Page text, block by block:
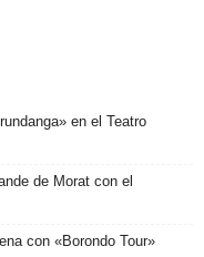
en el Teatro
de Morat con el
con «Borondo Tour»